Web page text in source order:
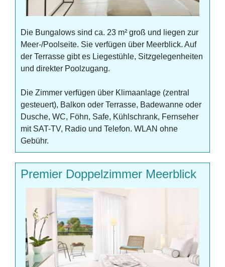
Die Bungalows sind ca. 23 m² groß und liegen zur
Meer-/Poolseite. Sie verfügen über Meerblick. Auf
der Terrasse gibt es Liegestühle, Sitzgelegenheiten
und direkter Poolzugang.
Die Zimmer verfügen über Klimaanlage (zentral
gesteuert), Balkon oder Terrasse, Badewanne oder
Dusche, WC, Föhn, Safe, Kühlschrank, Fernseher
mit SAT-TV, Radio und Telefon. WLAN ohne
Gebühr.
Premier Doppelzimmer Meerblick